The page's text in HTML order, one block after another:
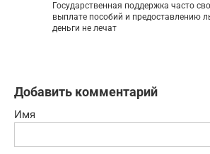
Государственная поддержка часто
выплате пособий и предоставлению
деньги не лечат
Добавить комментарий
Имя